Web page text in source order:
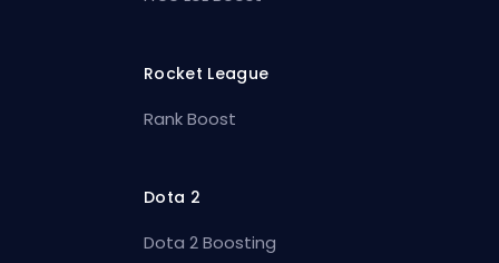
Rocket League
Rank Boost
Dota 2
Dota 2 Boosting